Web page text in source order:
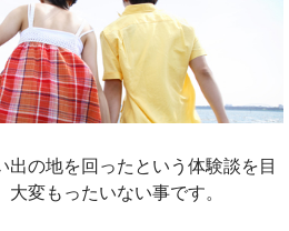
の地を回ったという体験談を目
変もったいない事です。